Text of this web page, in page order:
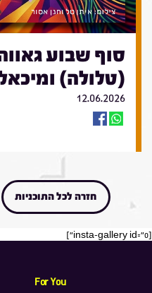
(טלולה)
12.06.2026
חזרה לכל התוכניות
[insta-gallery id="0"]
For You